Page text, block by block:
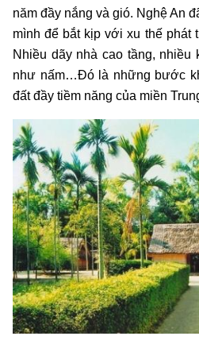
năm đầy nắng và gió. Nghệ An
mình để bắt kịp với xu thế phát
Nhiều dãy nhà cao tầng, nhiều
như nấm…Đó là những bước
đất đầy tiềm năng của miền